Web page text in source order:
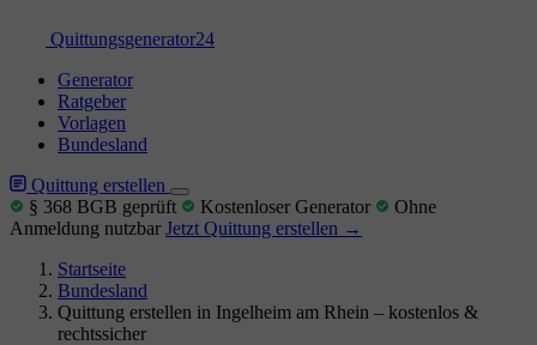
Quittungsgenerator24
Generator
Ratgeber
Vorlagen
Bundesland
Quittung erstellen
§ 368 BGB geprüft
Kostenloser Generator
Ohne
Anmeldung nutzbar Jetzt Quittung erstellen →
Startseite
Bundesland
Quittung erstellen in Ingelheim am Rhein – kostenlos &
rechtssicher